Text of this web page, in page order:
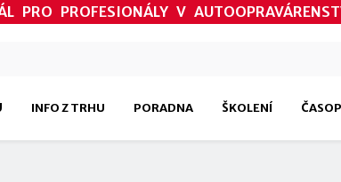
PRO PROFESIONÁLY V
INFO Z TRHU PORADNA ŠKOLENÍ